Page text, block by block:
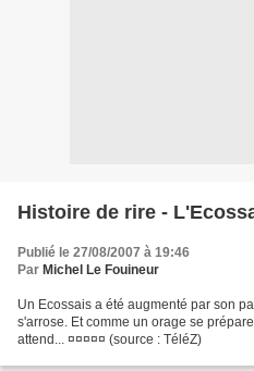
Histoire de rire -
Publié le 27/08/2007 à 19:46
Par Michel Le Fouineur
Un Ecossais a été augmenté par son
s'arrose. Et comme un orage se
attend... ¤¤¤¤¤ (source : TéléZ)